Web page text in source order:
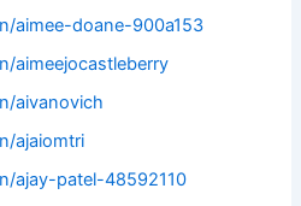
aimee-doane-900a153
aimeejocastleberry
aivanovich
ajaiomtri
ajay-patel-48592110